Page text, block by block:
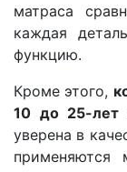
матраса
каждая
функцию.
Кроме этого,
10 до 25-лет
уверена в
применяются